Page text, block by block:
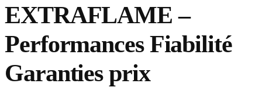
EXTRAFLAME –
Performances Fiabilité
Garanties prix